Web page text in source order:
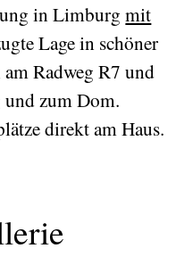
in Limburg mit
Lage in schöner
Radweg R7 und
zum Dom.
direkt am Haus.